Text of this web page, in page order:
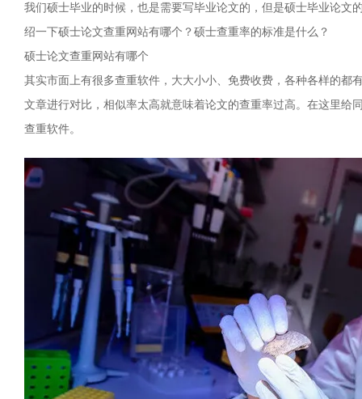
我们硕士毕业的时候，也是需要写毕业论文的，但是硕士毕业论
绍一下硕士论文查重网站有哪个？硕士查重率的标准是什么？
硕士论文查重网站有哪个
其实市面上有很多查重软件，大大小小、免费收费，各种各样的
文章进行对比，相似率太高就意味着论文的查重率过高。在这里给
查重软件。